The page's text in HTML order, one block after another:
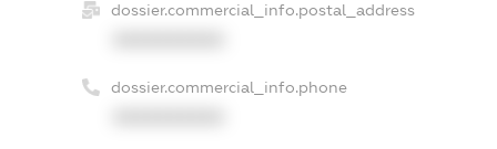
dossier.commercial_info.postal_address
dossier.commercial_info.phone